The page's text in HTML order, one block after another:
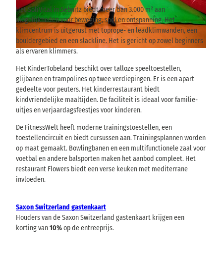
© Stadtmarketing Sebnitz, Isabel Doil |
© Stadtmarketing Sebnitz, Isabel Doil © Stadtmarketing Sebnitz, Isabel Doil
Het SoliVital in Sebnitz biedt meer dan 3.000 m² aan
mogelijkheden voor beweging, spel en ontspanning. Het
klimcentrum is uitgerust met toprope- en leadklimwanden, een
bouldergebied en een slackline. Het is gericht op zowel beginners
als ervaren klimmers.
Het KinderTobeland beschikt over talloze speeltoestellen,
glijbanen en trampolines op twee verdiepingen. Er is een apart
gedeelte voor peuters. Het kinderrestaurant biedt
kindvriendelijke maaltijden. De faciliteit is ideaal voor familie-
uitjes en verjaardagsfeestjes voor kinderen.
De FitnessWelt heeft moderne trainingstoestellen, een
toestellencircuit en biedt cursussen aan. Trainingsplannen worden
op maat gemaakt. Bowlingbanen en een multifunctionele zaal voor
voetbal en andere balsporten maken het aanbod compleet. Het
restaurant Flowers biedt een verse keuken met mediterrane
invloeden.
Saxon Switzerland gastenkaart
Houders van de Saxon Switzerland gastenkaart krijgen een
korting van10%op de entreeprijs.